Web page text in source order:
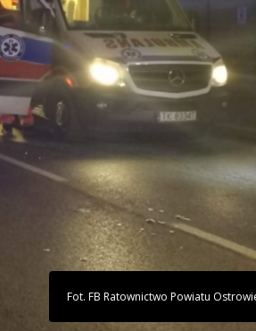
Fot. FB Ratownictwo Powiatu